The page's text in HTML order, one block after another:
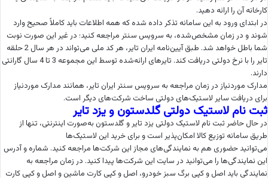
کارخانه آن را ارائه دهید.
در ابتدای ورود به این سامانه تذکر داده شده که همه اطلاعات باید کاملاً صحیح وارد
شوند و در زمان مشخص‌شده، به سرویس سنتر مراجعه کنید؛ در غیر این صورت نوبت
شما باطل خواهد شد. طبق آیین‌نامه ایران تایر، هر کد ملی می‌تواند در هر سال 2 حلقه
تایر را با نرخ دولتی دریافت کند. تایرهای ارائه‌شده توسط این مجموعه 3 تا 4 سال گارانتی
دارند.
مدارک موردنیاز در زمان مراجعه به سرویس سنتر ایران تایر، همانند مدارک موردنیاز
برای دریافت سایر لاستیک‌های دولتی ساخت شرکت‌های دیگر است.
ثبت نام لاستیک دولتی گلدستون و یزد تایر
در حال حاضر ثبت نام لاستیک دولتی یزد تایر و گلدستون به‌صورت اینترنتی، تنها از
طریق سامانه توزیع کالا امکان‌پذیر است و برای خرید این لاستیک‌ها
می‌توانید حضوری هم به نمایندگی‌های مجاز این شرکت‌ها مراجعه کنید. شماره و آدرس
این نمایندگی‌ها را می‌توانید در سایت این شرکت‌ها پیدا کنید. در زمان مراجعه به
نمایندگی باید اصل و کپی برگ سبز خودرو، اصل و کپی کارت ماشین و اصل و کپی کارت